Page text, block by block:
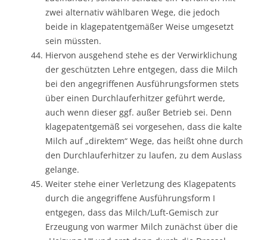
zwei alternativ wählbaren Wege, die jedoch
beide in klagepatentgemäßer Weise umgesetzt
sein müssten.
Hiervon ausgehend stehe es der Verwirklichung
der geschützten Lehre entgegen, dass die Milch
bei den angegriffenen Ausführungsformen stets
über einen Durchlauferhitzer geführt werde,
auch wenn dieser ggf. außer Betrieb sei. Denn
klagepatentgemäß sei vorgesehen, dass die kalte
Milch auf „direktem“ Wege, das heißt ohne durch
den Durchlauferhitzer zu laufen, zu dem Auslass
gelange.
Weiter stehe einer Verletzung des Klagepatents
durch die angegriffene Ausführungsform I
entgegen, dass das Milch/Luft-Gemisch zur
Erzeugung von warmer Milch zunächst über die